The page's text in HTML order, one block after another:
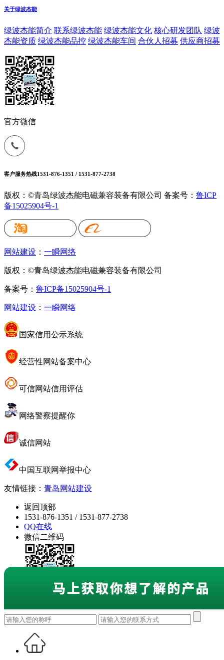
关于绿波杰能
绿波杰能简介 联系绿波杰能 绿波杰能文化 核心研发团队 绿波
杰能资质 绿波杰能品控 绿波杰能车间 合伙人招募 供应商招募
官方微信
客户服务热线1531-876-1351 / 1531-877-2738
版权：©青岛绿波杰能电磁兼容装备有限公司 备案号： 鲁ICP
备15025904号-1
网站建设 ： 一瞬网络
版权：©青岛绿波杰能电磁兼容装备有限公司
备案号： 鲁ICP备15025904号-1
网站建设 ： 一瞬网络
国家信用公示系统
经营性网站备案中心
可信网站信用评估
网络警察提醒你
诚信网站
中国互联网举报中心
友情链接： 青岛网站建设
返回顶部
1531-876-1351 / 1531-877-2738
QQ在线
微信二维码